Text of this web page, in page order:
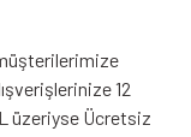
12
üzeriyse Ücretsiz